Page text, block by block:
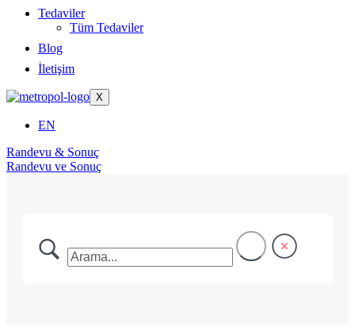
Tedaviler
Tüm Tedaviler
Blog
İletişim
X
EN
Randevu & Sonuç
Randevu ve Sonuç